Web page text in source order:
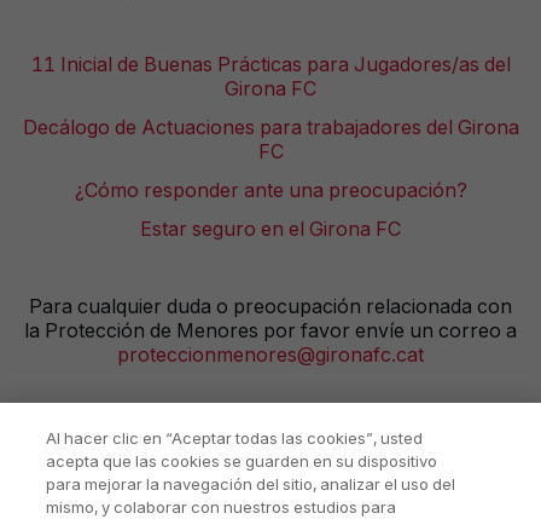
11 Inicial de Buenas Prácticas para Jugadores/as del
Girona FC
Decálogo de Actuaciones para trabajadores del Girona
FC
¿Cómo responder ante una preocupación?
Estar seguro en el Girona FC
Para cualquier duda o preocupación relacionada con
la Protección de Menores por favor envíe un correo a
proteccionmenores@gironafc.cat
Al hacer clic en “Aceptar todas las cookies”, usted
acepta que las cookies se guarden en su dispositivo
para mejorar la navegación del sitio, analizar el uso del
mismo, y colaborar con nuestros estudios para